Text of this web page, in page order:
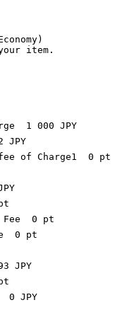
item.
1 000 JPY
JPY
of Charge1  0 pt
Fee  0 pt
0 pt
JPY
0 JPY